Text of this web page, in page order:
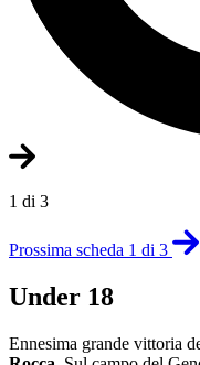
1 di 3
Prossima scheda 1 di 3
Under 18
Ennesima grande vittoria